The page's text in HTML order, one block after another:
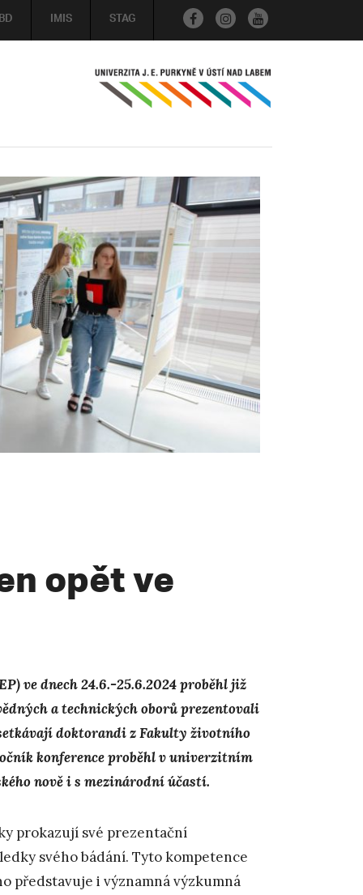
IMIS STAG
opět ve
ve dnech 24.6.-25.6.2024 proběhl již
a technických oborů prezentovali
doktorandi z Fakulty životního
konference proběhl v univerzitním
nově i s mezinárodní účastí.
prokazují své prezentační
svého bádání. Tyto kompetence
představuje i významná výzkumná